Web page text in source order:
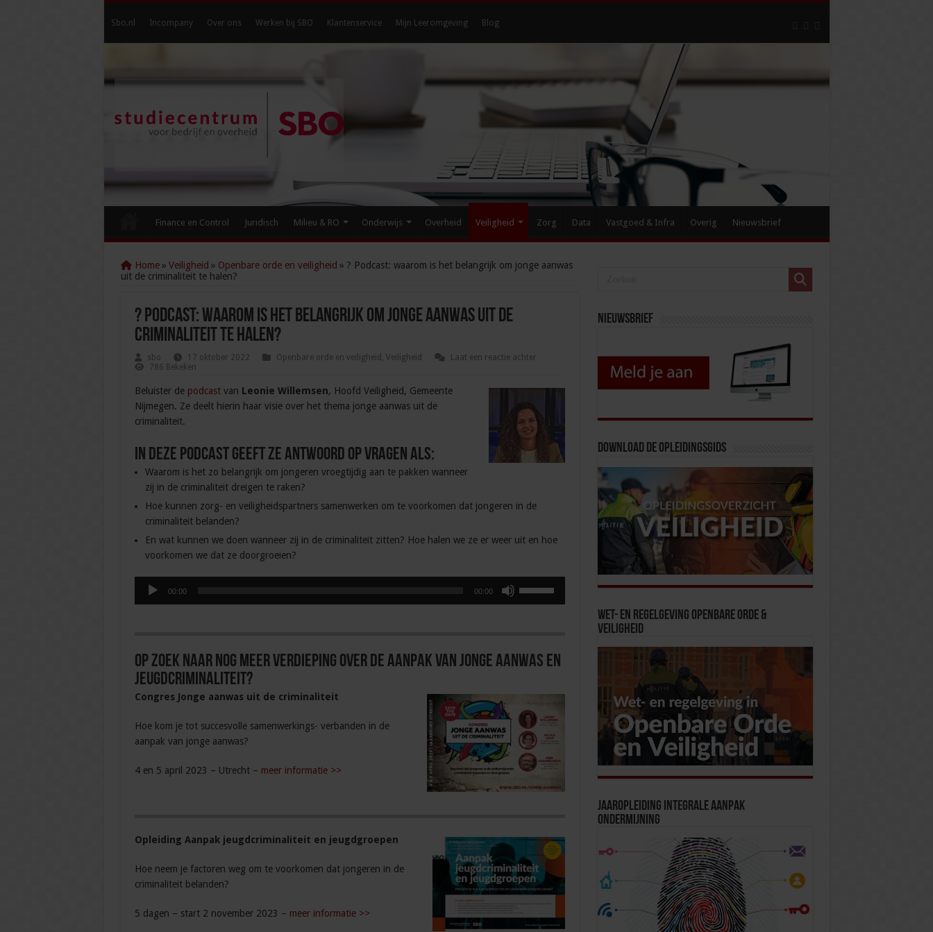
Sbo.nl Incompany Over ons Werken bij SBO Klantenservice Mijn Leeromgeving Blog
Finance en Control Juridisch Milieu & RO Onderwijs Overheid Veiligheid Zorg Data Vastgoed & Infra Overig Nieuwsbrief
Home » Veiligheid » Openbare orde en veiligheid » ? Podcast: waarom is het belangrijk om jonge aanwas
uit de criminaliteit te halen?
? Podcast: waarom is het belangrijk om jonge aanwas uit de
criminaliteit te halen?
sbo 17 oktober 2022 Openbare orde en veiligheid , Veiligheid
Laat een reactie achter
786 Bekeken
Beluister de podcastvan Leonie Willemsen, Hoofd Veiligheid, Gemeente
Nijmegen. Ze deelt hierin haar visie over het thema jonge aanwas uit de
criminaliteit.
In deze podcast geeft ze antwoord op vragen als:
Waarom is het zo belangrijk om jongeren vroegtijdig aan te pakken wanneer
zij in de criminaliteit dreigen te raken?
Hoe kunnen zorg- en veiligheidspartners samenwerken om te voorkomen dat jongeren in de
criminaliteit belanden?
En wat kunnen we doen wanneer zij in de criminaliteit zitten? Hoe halen we ze er weer uit en hoe
voorkomen we dat ze doorgroeien?
Audiospeler
00:00 00:00
volume
te
verlagen.
Op zoek naar nog meer verdieping over de aanpak van jonge aanwas en
jeugdcriminaliteit?
Congres Jonge aanwas uit de criminaliteit
Hoe kom je tot succesvolle samenwerkings- verbanden in de
aanpak van jonge aanwas?
4 en 5 april 2023 – Utrecht – meer informatie >>
Opleiding Aanpak jeugdcriminaliteit en jeugdgroepen
Hoe neem je factoren weg om te voorkomen dat jongeren in de
criminaliteit belanden?
5 dagen – start 2 november 2023 – meer informatie >>
Nieuwsbrief
Download de opleidingsgids
Wet- en Regelgeving Openbare Orde &
Veiligheid
Jaaropleiding Integrale Aanpak
Ondermijning